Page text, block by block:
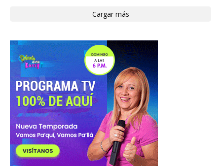
Cargar más